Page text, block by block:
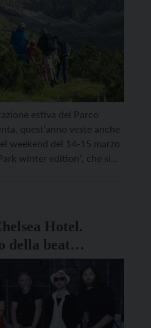
estiva del Parco
quest’anno veste anche
weekend del 14-15 marzo
winter edition”, che si
Hotel.
della beat
Speciali a